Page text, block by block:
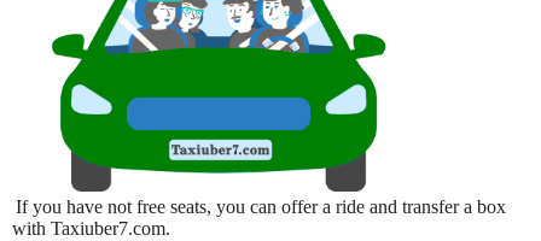
If you have not free seats, you can offer a ride and transfer a box
with Taxiuber7.com.